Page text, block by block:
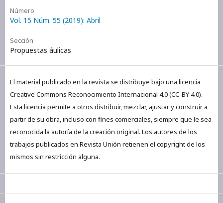
Número
Vol. 15 Núm. 55 (2019): Abril
Sección
Propuestas áulicas
El material publicado en la revista se distribuye bajo una licencia
Creative Commons Reconocimiento Internacional 4.0 (CC-BY 4.0).
Esta licencia permite a otros distribuir, mezclar, ajustar y construir a
partir de su obra, incluso con fines comerciales, siempre que le sea
reconocida la autoría de la creación original. Los autores de los
trabajos publicados en Revista Unión retienen el copyright de los
mismos sin restricción alguna.